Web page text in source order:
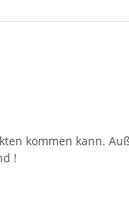
kommen kann.
!